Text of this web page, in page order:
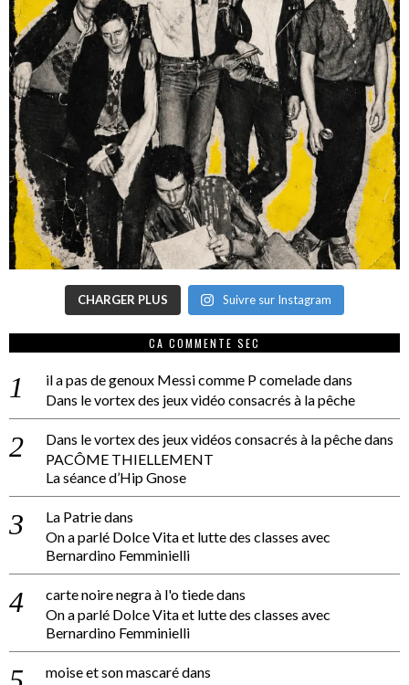
CHARGER PLUS Suivre sur Instagram
CA COMMENTE SEC
il a pas de genoux Messi comme P comeladedans
Dans le vortex des jeux vidéo consacrés à la pêche
Dans le vortex des jeux vidéos consacrés à la pêchedans
PACÔME THIELLEMENT
La séance d’Hip Gnose
La Patriedans
On a parlé Dolce Vita et lutte des classes avec
Bernardino Femminielli
carte noire negra à l'o tiededans
On a parlé Dolce Vita et lutte des classes avec
Bernardino Femminielli
moise et son mascarédans